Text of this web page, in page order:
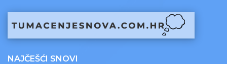
NAJČEŠĆI SNOVI